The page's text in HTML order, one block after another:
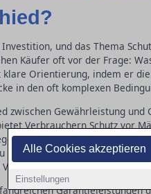
Alle Cookies akzeptieren
Einstellungen
und das Thema
Käufer oft vor der Frage:
Orientierung, indem er
in den oft komplexen
zwischen Gewährleistung und
Verbrauchern Schutz vor
zwei Jahre, wobei in den
handelt es sich bei einer
hinausgehen kann.
Garantieleistungen